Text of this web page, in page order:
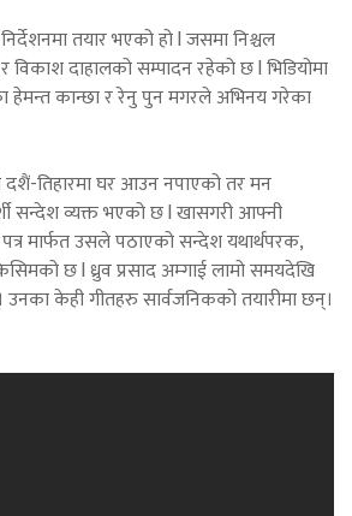
तयार भएको हो l जसमा निश्चल
विकाश दाहालको सम्पादन रहेको छ l भिडियोमा
कान्छा र रेनु पुन मगरले अभिनय गरेका
दशैं-तिहारमा घर आउन नपाएको तर मन
सन्देश व्यक्त भएको छ l खासगरी आफ्नी
पत्र मार्फत उसले पठाएको सन्देश यथार्थपरक,
छ l ध्रुव प्रसाद अम्गाई लामो समयदेखि
उनका केही गीतहरु सार्वजनिकको तयारीमा छन्।